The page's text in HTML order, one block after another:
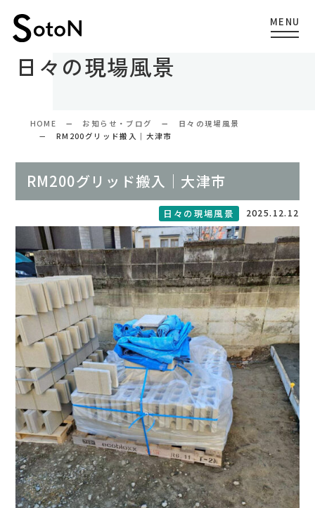
日々の現場風景
HOME お知らせ・ブログ
日々の現場風景
RM200グリッド搬入｜大津市
RM200グリッド搬入｜大津市
日々の現場風景 2025.12.12